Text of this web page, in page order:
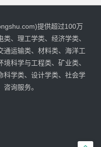
提供超过100万
、理工学类、经济学类、
通运输类、材料类、海洋工
科学与工程类、矿业类、
科学类、设计学类、社会学
询服务。